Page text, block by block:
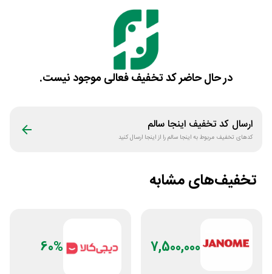
در حال حاضر کد تخفیف فعالی موجود نیست.
ارسال کد تخفیف اینجا سالم
کدهای تخفیف مربوط بهاینجا سالمرا از اینجا ارسال کنید
تخفیف‌های مشابه
7,500,000
60%